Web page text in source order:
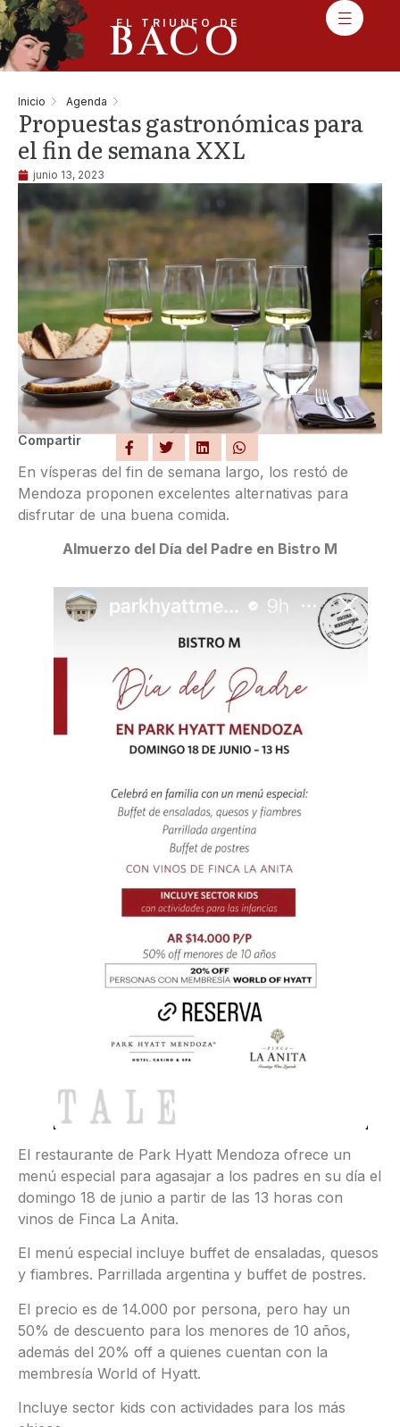
EL TRIUNFO DE
BACO
Inicio Agenda
Propuestas gastronómicas para
el fin de semana XXL
junio 13, 2023
Compartir
En vísperas del fin de semana largo, los restó de
Mendoza proponen excelentes alternativas para
disfrutar de una buena comida.
Almuerzo del Día del Padre en Bistro M
El restaurante de Park Hyatt Mendoza ofrece un
menú especial para agasajar a los padres en su día el
domingo 18 de junio a partir de las 13 horas con
vinos de Finca La Anita.
El menú especial incluye buffet de ensaladas, quesos
y fiambres. Parrillada argentina y buffet de postres.
El precio es de 14.000 por persona, pero hay un
50% de descuento para los menores de 10 años,
además del 20% off a quienes cuentan con la
membresía World of Hyatt.
Incluye sector kids con actividades para los más